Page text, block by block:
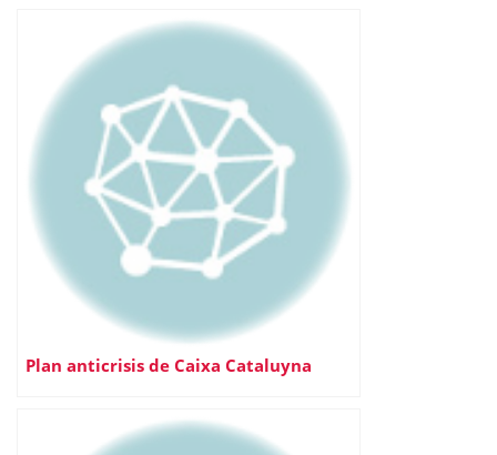
Plan anticrisis de Caixa Cataluyna